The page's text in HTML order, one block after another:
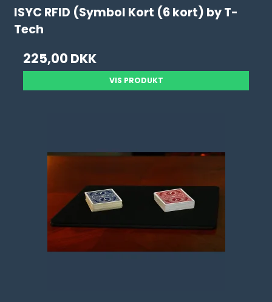
ISYC RFID (Symbol Kort (6 kort) by T-
Tech
225,00 DKK
VIS PRODUKT